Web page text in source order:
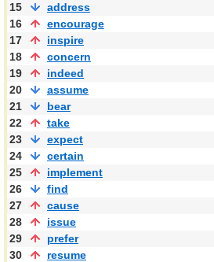
15
address
16
encourage
17
inspire
18
concern
19
indeed
20
assume
21
bear
22
take
23
expect
24
certain
25
implement
26
find
27
cause
28
issue
29
prefer
30
resume